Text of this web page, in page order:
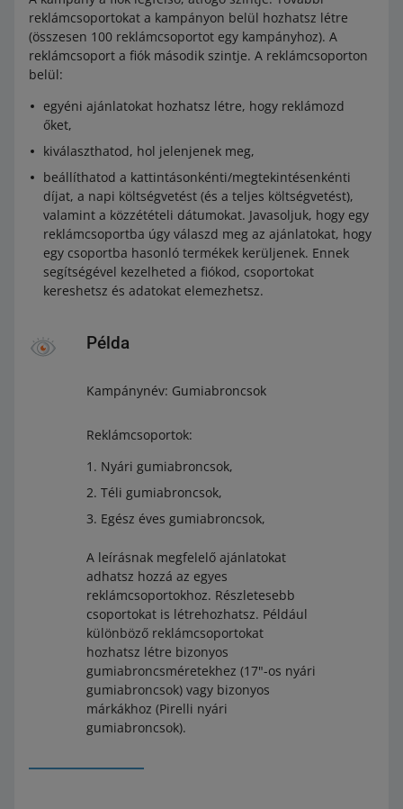
reklámcsoportokat a kampányon belül hozhatsz létre
(összesen 100 reklámcsoportot egy kampányhoz). A
reklámcsoport a fiók második szintje. A reklámcsoporton
belül:
egyéni ajánlatokat hozhatsz létre, hogy reklámozd
őket,
kiválaszthatod, hol jelenjenek meg,
beállíthatod a kattintásonkénti/megtekintésenkénti
díjat, a napi költségvetést (és a teljes költségvetést),
valamint a közzétételi dátumokat. Javasoljuk, hogy egy
reklámcsoportba úgy válaszd meg az ajánlatokat, hogy
egy csoportba hasonló termékek kerüljenek. Ennek
segítségével kezelheted a fiókod, csoportokat
kereshetsz és adatokat elemezhetsz.
Példa
Kampánynév: Gumiabroncsok
Reklámcsoportok:
Nyári gumiabroncsok,
Téli gumiabroncsok,
Egész éves gumiabroncsok,
A leírásnak megfelelő ajánlatokat
adhatsz hozzá az egyes
reklámcsoportokhoz. Részletesebb
csoportokat is létrehozhatsz. Például
különböző reklámcsoportokat
hozhatsz létre bizonyos
gumiabroncsméretekhez (17"-os nyári
gumiabroncsok) vagy bizonyos
márkákhoz (Pirelli nyári
gumiabroncsok).